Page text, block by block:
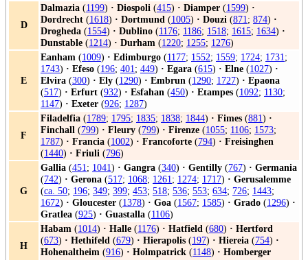
D
Dalmazia (1199) · Diospoli (415) · Diamper (1599) ·
Dordrecht (1618) · Dortmund (1005) · Douzi (871; 874) ·
Drogheda (1554) · Dublino (1176; 1186; 1518; 1615; 1634) ·
Dunstable (1214) · Durham (1220; 1255; 1276)
E
Eanham (1009) · Edimburgo (1177; 1552; 1559; 1724; 1731;
1743) · Efeso (196; 401; 449) · Egara (615) · Elne (1027) ·
Elvira (300) · Ely (1290) · Embrun (1290; 1727) · Epaona
(517) · Erfurt (932) · Esfahan (450) · Etampes (1092; 1130;
1147) · Exeter (926; 1287)
F
Filadelfia (1789; 1795; 1835; 1838; 1844) · Fimes (881) ·
Finchall (799) · Fleury (799) · Firenze (1055; 1106; 1573;
1787) · Francia (1002) · Francoforte (794) · Freisinghen
(1440) · Friuli (796)
G
Gallia (451; 1041) · Gangra (340) · Gentilly (767) · Germania
(742) · Gerona (517; 1068; 1261; 1274; 1717) · Gerusalemme
(ca. 50; 196; 349; 399; 453; 518; 536; 553; 634; 726; 1443;
1672) · Gloucester (1378) · Goa (1567; 1585) · Grado (1296) ·
Gratlea (925) · Guastalla (1106)
H
Habam (1014) · Halle (1176) · Hatfield (680) · Hertford
(673) · Hethifeld (679) · Hierapolis (197) · Hiereia (754) ·
Hohenaltheim (916) · Holmpatrick (1148) · Homberger